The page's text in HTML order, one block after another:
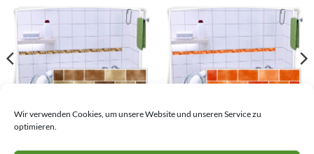
Wir verwenden Cookies, um unsere Website und unseren Service zu
optimieren.
Fliesenaufkleber Mosaik
Fliesenbordüre Braun
Fliesenaufkleber Mosaik